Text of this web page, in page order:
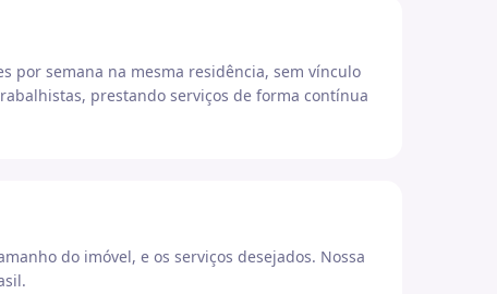
por semana na mesma residência, sem vínculo
prestando serviços de forma contínua
do imóvel, e os serviços desejados. Nossa